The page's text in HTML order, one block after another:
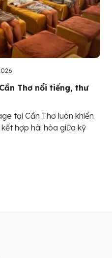
Thơ nổi tiếng, thư
tại Cần Thơ luôn khiến
hợp hài hòa giữa kỹ